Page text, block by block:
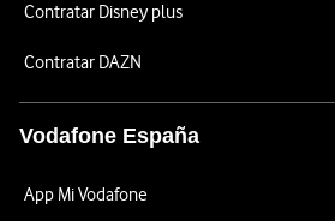
Contratar Disney plus
Contratar DAZN
Vodafone España
App Mi Vodafone